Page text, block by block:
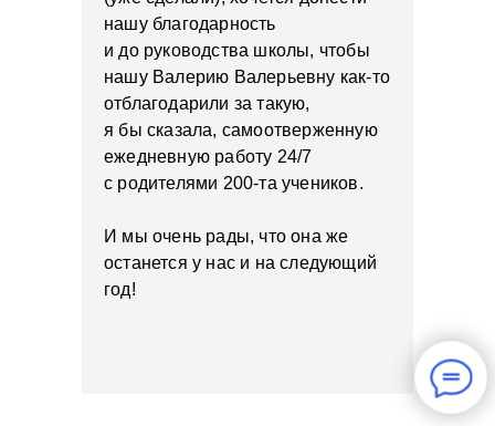
нашу благодарность
и до руководства школы, чтобы
нашу Валерию Валерьевну как-то
отблагодарили за такую,
я бы сказала, самоотверженную
ежедневную работу 24/7
с родителями 200-та учеников.
И мы очень рады, что она же
останется у нас и на следующий
год!